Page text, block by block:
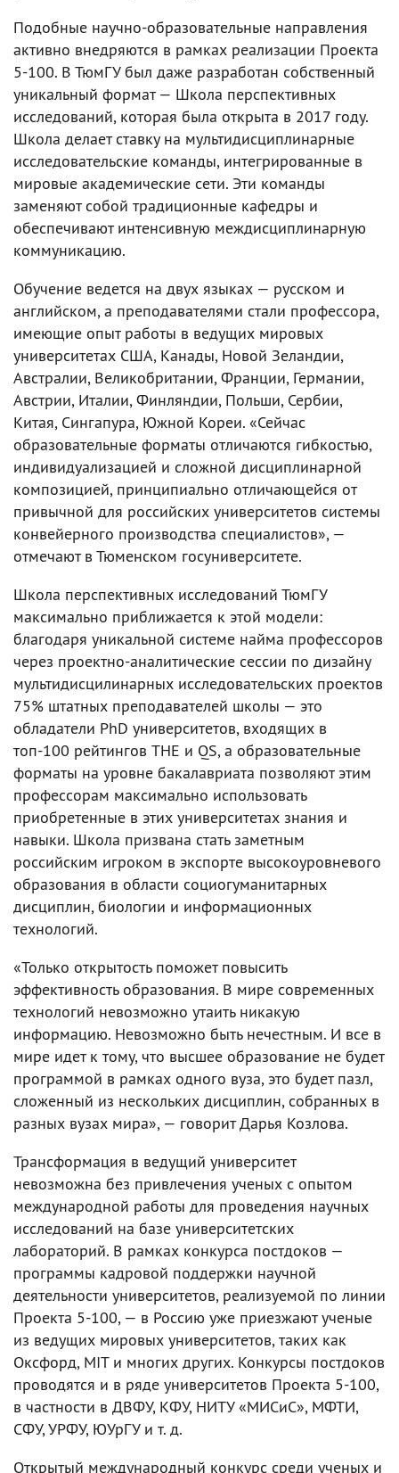
Подобные научно-образовательные направления
активно внедряются в рамках реализации Проекта
5-100. В ТюмГУ был даже разработан собственный
уникальный формат — Школа перспективных
исследований, которая была открыта в 2017 году.
Школа делает ставку на мультидисциплинарные
исследовательские команды, интегрированные в
мировые академические сети. Эти команды
заменяют собой традиционные кафедры и
обеспечивают интенсивную междисциплинарную
коммуникацию.
Обучение ведется на двух языках — русском и
английском, а преподавателями стали профессора,
имеющие опыт работы в ведущих мировых
университетах США, Канады, Новой Зеландии,
Австралии, Великобритании, Франции, Германии,
Австрии, Италии, Финляндии, Польши, Сербии,
Китая, Сингапура, Южной Кореи. «Сейчас
образовательные форматы отличаются гибкостью,
индивидуализацией и сложной дисциплинарной
композицией, принципиально отличающейся от
привычной для российских университетов системы
конвейерного производства специалистов», —
отмечают в Тюменском госуниверситете.
Школа перспективных исследований ТюмГУ
максимально приближается к этой модели:
благодаря уникальной системе найма профессоров
через проектно-аналитические сессии по дизайну
мультидисцилинарных исследовательских проектов
75% штатных преподавателей школы — это
обладатели PhD университетов, входящих в
топ-100 рейтингов THE и QS, а образовательные
форматы на уровне бакалавриата позволяют этим
профессорам максимально использовать
приобретенные в этих университетах знания и
навыки. Школа призвана стать заметным
российским игроком в экспорте высокоуровневого
образования в области социогуманитарных
дисциплин, биологии и информационных
технологий.
«Только открытость поможет повысить
эффективность образования. В мире современных
технологий невозможно утаить никакую
информацию. Невозможно быть нечестным. И все в
мире идет к тому, что высшее образование не будет
программой в рамках одного вуза, это будет пазл,
сложенный из нескольких дисциплин, собранных в
разных вузах мира», — говорит Дарья Козлова.
Трансформация в ведущий университет
невозможна без привлечения ученых с опытом
международной работы для проведения научных
исследований на базе университетских
лабораторий. В рамках конкурса постдоков —
программы кадровой поддержки научной
деятельности университетов, реализуемой по линии
Проекта 5-100, — в Россию уже приезжают ученые
из ведущих мировых университетов, таких как
Оксфорд, MIT и многих других. Конкурсы постдоков
проводятся и в ряде университетов Проекта 5-100,
в частности в ДВФУ, КФУ, НИТУ «МИСиС», МФТИ,
СФУ, УРФУ, ЮУрГУ и т. д.
Открытый международный конкурс среди ученых и